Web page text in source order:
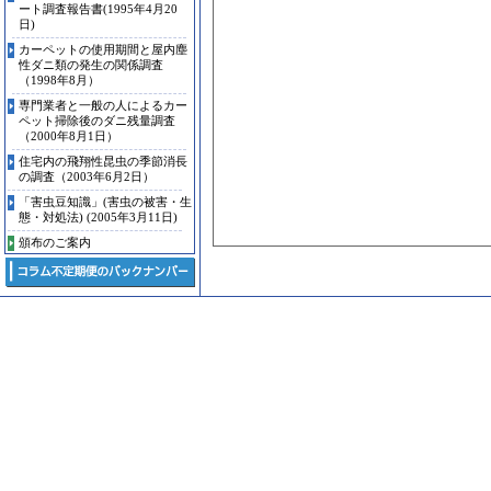
ート調査報告書(1995年4月20
日)
カーペットの使用期間と屋内塵
性ダニ類の発生の関係調査
（1998年8月）
専門業者と一般の人によるカー
ペット掃除後のダニ残量調査
（2000年8月1日）
住宅内の飛翔性昆虫の季節消長
の調査（2003年6月2日）
「害虫豆知識」(害虫の被害・生
態・対処法) (2005年3月11日)
頒布のご案内